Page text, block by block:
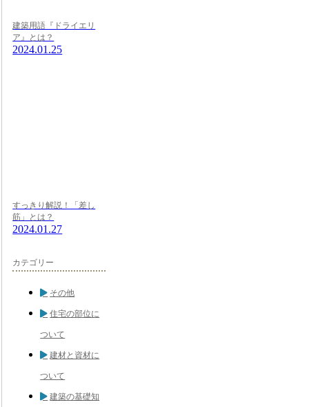
建築用語『ドライエリ
ア』とは？
2024.01.25
すっきり解説！「差し
筋」とは？
2024.01.27
カテゴリー
その他
住宅の部位に
ついて
建材と資材に
ついて
建築の基礎知